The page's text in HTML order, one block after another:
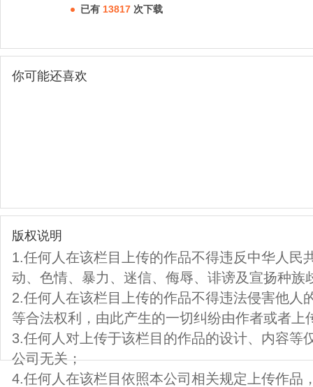
已有 13817 次下载
你可能还喜欢
版权说明
1.任何人在该栏目上传的作品不得违反中华人民
动、色情、暴力、迷信、侮辱、诽谤及宣扬种族
2.任何人在该栏目上传的作品不得违法侵害他人
等合法权利，由此产生的一切纠纷由作者或者上
3.任何人对上传于该栏目的作品的设计、内容等
公司无关；
4.任何人在该栏目依照本公司相关规定上传作品